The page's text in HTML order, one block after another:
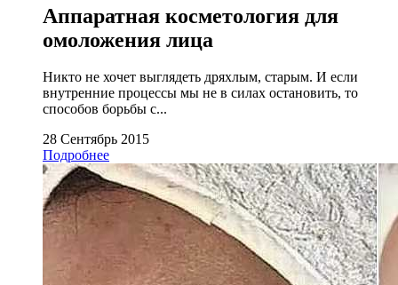
Аппаратная косметология для
омоложения лица
Никто не хочет выглядеть дряхлым, старым. И если
внутренние процессы мы не в силах остановить, то
способов борьбы с...
28 Сентябрь 2015
Подробнее